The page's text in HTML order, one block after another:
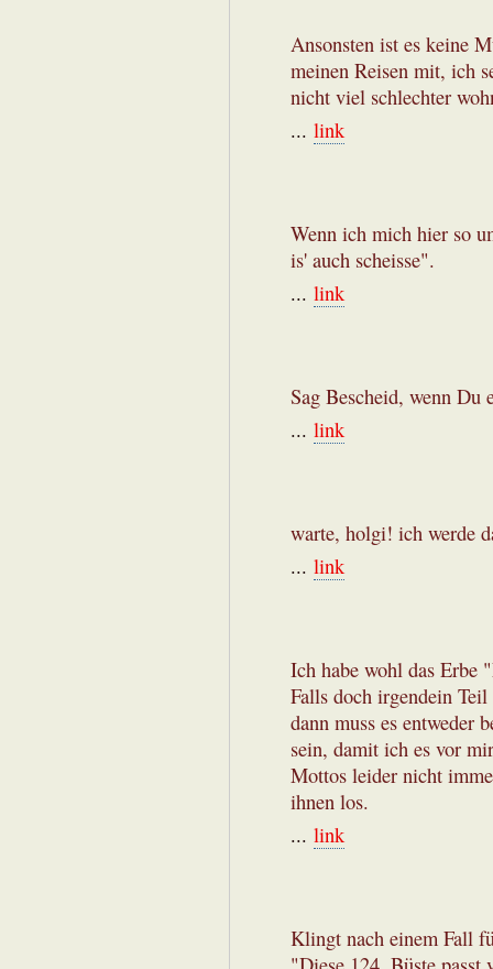
Ansonsten ist es keine
meinen Reisen mit, ich
nicht viel schlechter
... link
Wenn ich mich hier so
is' auch scheisse".
... link
Sag Bescheid, wenn Du
... link
warte, holgi! ich werde
... link
Ich habe wohl das Erbe
Falls doch irgendein
dann muss es entweder
sein, damit ich es vor
Mottos leider nicht
ihnen los.
... link
Klingt nach einem Fall